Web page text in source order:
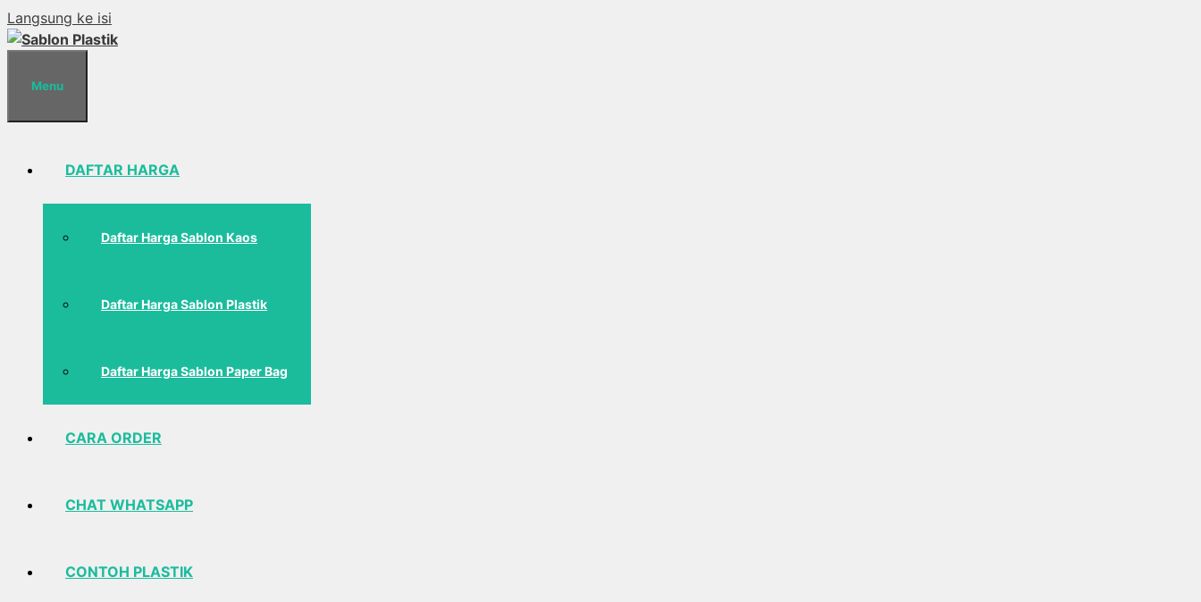
Langsung ke isi
Menu
DAFTAR HARGA
Daftar Harga Sablon Kaos
Daftar Harga Sablon Plastik
Daftar Harga Sablon Paper Bag
CARA ORDER
CHAT WHATSAPP
CONTOH PLASTIK